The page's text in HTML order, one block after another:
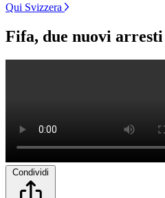
Qui Svizzera
Fifa, due nuovi arresti
Condividi